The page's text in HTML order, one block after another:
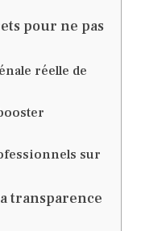
pour ne pas
réelle de
sur
transparence